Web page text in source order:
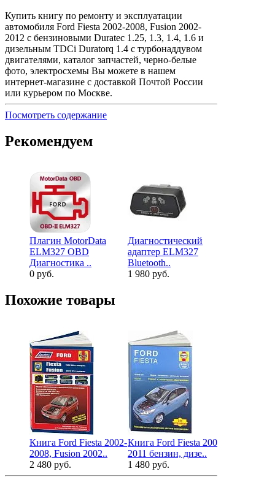
Купить книгу по ремонту и эксплуатации
автомобиля Ford Fiesta 2002-2008, Fusion 2002-
2012 с бензиновыми Duratec 1.25, 1.3, 1.4, 1.6 и
дизельным TDCi Duratorq 1.4 с турбонаддувом
двигателями, каталог запчастей, черно-белые
фото, электросхемы Вы можете в нашем
интернет-магазине с доставкой Почтой России
или курьером по Москве.
Посмотреть содержание
Рекомендуем
Плагин MotorData
ELM327 OBD
Диагностика ..
0 руб.
Диагностический
адаптер ELM327
Bluetooth..
1 980 руб.
Похожие товары
Книга Ford Fiesta 2002-
2008, Fusion 2002..
2 480 руб.
Книга Ford Fiesta 2008-
2011 бензин, дизе..
1 480 руб.